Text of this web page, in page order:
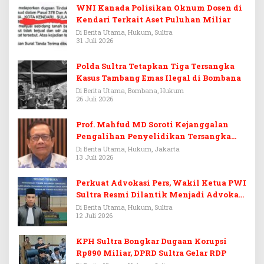
WNI Kanada Polisikan Oknum Dosen di
Kendari Terkait Aset Puluhan Miliar
Di Berita Utama, Hukum, Sultra
31 Juli 2026
Polda Sultra Tetapkan Tiga Tersangka
Kasus Tambang Emas Ilegal di Bombana
Di Berita Utama, Bombana, Hukum
26 Juli 2026
Prof. Mahfud MD Soroti Kejanggalan
Pengalihan Penyelidikan Tersangka
Febrie Adriansyah
Di Berita Utama, Hukum, Jakarta
13 Juli 2026
Perkuat Advokasi Pers, Wakil Ketua PWI
Sultra Resmi Dilantik Menjadi Advokat
PERADI
Di Berita Utama, Hukum, Sultra
12 Juli 2026
KPH Sultra Bongkar Dugaan Korupsi
Rp890 Miliar, DPRD Sultra Gelar RDP